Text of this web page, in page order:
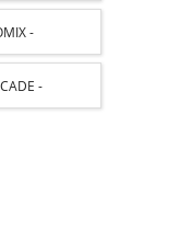
EN
ET SOUTIEN
POUR
-
CHEVAL -
-